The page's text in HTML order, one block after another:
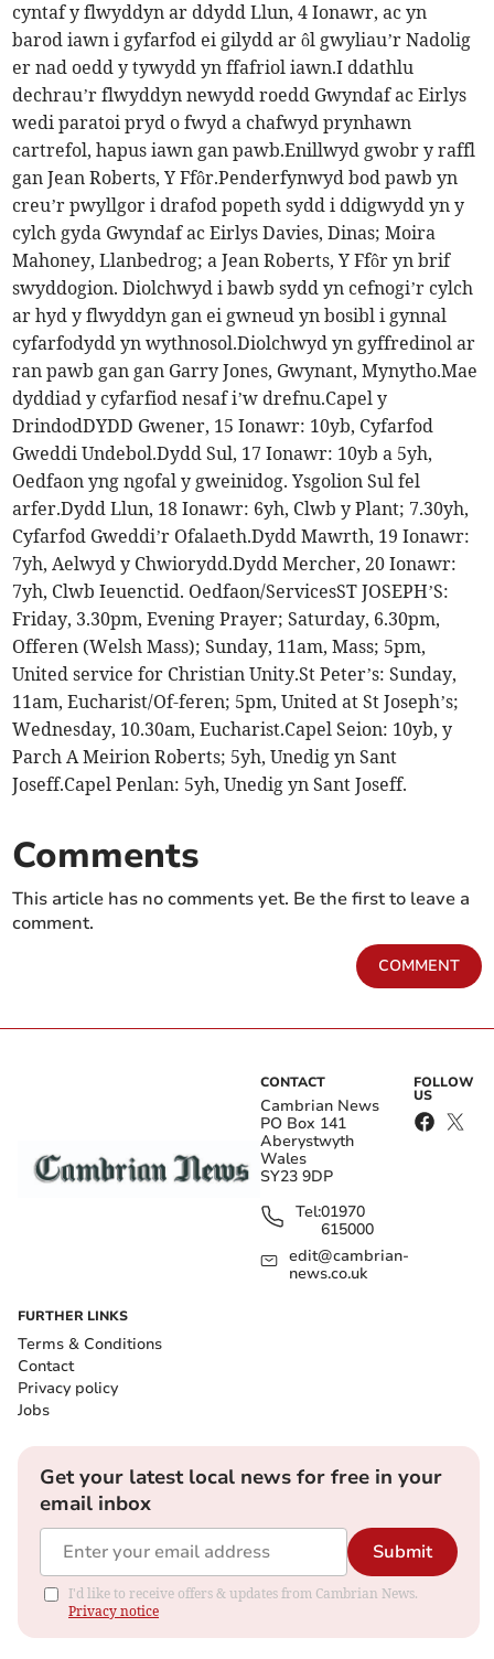
cyntaf y flwyddyn ar ddydd Llun, 4 Ionawr, ac yn
barod iawn i gyfarfod ei gilydd ar ôl gwyliau’r Nadolig
er nad oedd y tywydd yn ffafriol iawn.I ddathlu
dechrau’r flwyddyn newydd roedd Gwyndaf ac Eirlys
wedi paratoi pryd o fwyd a chafwyd prynhawn
cartrefol, hapus iawn gan pawb.Enillwyd gwobr y raffl
gan Jean Roberts, Y Ffôr.Penderfynwyd bod pawb yn
creu’r pwyllgor i drafod popeth sydd i ddigwydd yn y
cylch gyda Gwyndaf ac Eirlys Davies, Dinas; Moira
Mahoney, Llanbedrog; a Jean Roberts, Y Ffôr yn brif
swyddogion. Diolchwyd i bawb sydd yn cefnogi’r cylch
ar hyd y flwyddyn gan ei gwneud yn bosibl i gynnal
cyfarfodydd yn wythnosol.Diolchwyd yn gyffredinol ar
ran pawb gan gan Garry Jones, Gwynant, Mynytho.Mae
dyddiad y cyfarfiod nesaf i’w drefnu.Capel y
DrindodDYDD Gwener, 15 Ionawr: 10yb, Cyfarfod
Gweddi Undebol.Dydd Sul, 17 Ionawr: 10yb a 5yh,
Oedfaon yng ngofal y gweinidog. Ysgolion Sul fel
arfer.Dydd Llun, 18 Ionawr: 6yh, Clwb y Plant; 7.30yh,
Cyfarfod Gweddi’r Ofalaeth.Dydd Mawrth, 19 Ionawr:
7yh, Aelwyd y Chwiorydd.Dydd Mercher, 20 Ionawr:
7yh, Clwb Ieuenctid. Oedfaon/ServicesST JOSEPH’S:
Friday, 3.30pm, Evening Prayer; Saturday, 6.30pm,
Offeren (Welsh Mass); Sunday, 11am, Mass; 5pm,
United service for Christian Unity.St Peter’s: Sunday,
11am, Eucharist/Of-feren; 5pm, United at St Joseph’s;
Wednesday, 10.30am, Eucharist.Capel Seion: 10yb, y
Parch A Meirion Roberts; 5yh, Unedig yn Sant
Joseff.Capel Penlan: 5yh, Unedig yn Sant Joseff.
Comments
This article has no comments yet. Be the first to leave a
comment.
COMMENT
CONTACT
Cambrian News
PO Box 141
Aberystwyth
Wales
SY23 9DP
Tel:01970
615000
edit@cambrian-
news.co.uk
FOLLOW
US
FURTHER LINKS
Terms & Conditions
Contact
Privacy policy
Jobs
Get your latest local news for free in your
email inbox
Submit
I'd like to receive offers & updates from Cambrian News.
Privacy notice